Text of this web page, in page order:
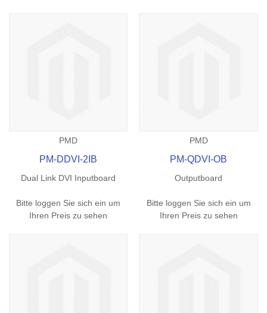
PMD
PM-DDVI-2IB
Dual Link DVI Inputboard
Bitte loggen Sie sich ein um
Ihren Preis zu sehen
PMD
PM-QDVI-OB
Outputboard
Bitte loggen Sie sich ein um
Ihren Preis zu sehen